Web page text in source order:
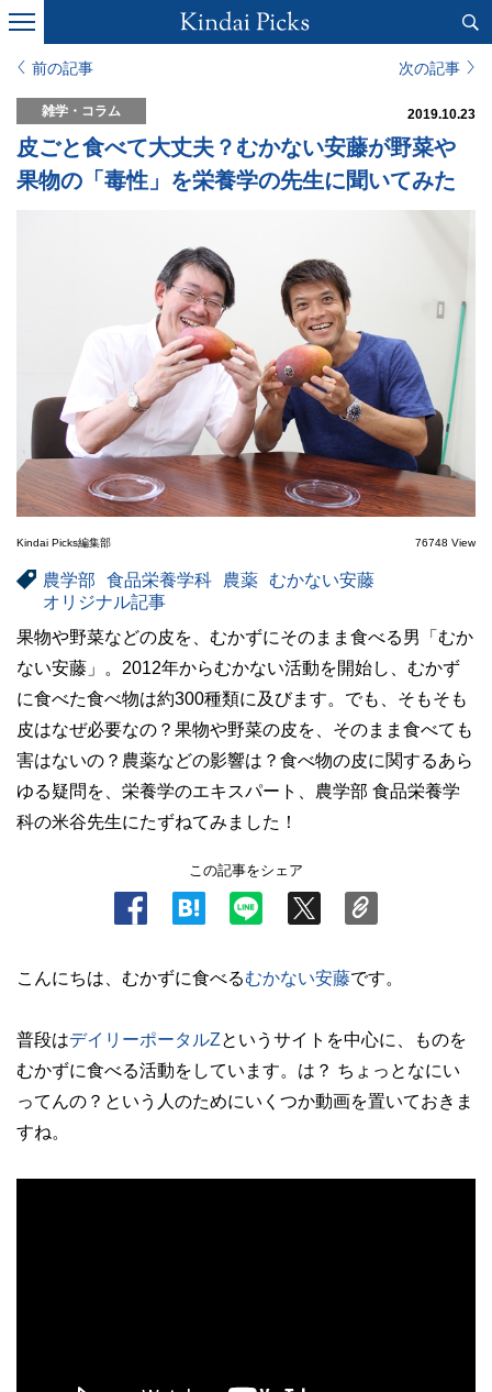
前の記事 次の記事
雑学・コラム 2019.10.23
皮ごと食べて大丈夫？むかない安藤が野菜や
果物の「毒性」を栄養学の先生に聞いてみた
Kindai Picks編集部 76748 View
農学部 食品栄養学科 農薬 むかない安藤
オリジナル記事
果物や野菜などの皮を、むかずにそのまま食べる男「むか
ない安藤」。2012年からむかない活動を開始し、むかず
に食べた食べ物は約300種類に及びます。でも、そもそも
皮はなぜ必要なの？果物や野菜の皮を、そのまま食べても
害はないの？農薬などの影響は？食べ物の皮に関するあら
ゆる疑問を、栄養学のエキスパート、農学部 食品栄養学
科の米谷先生にたずねてみました！
この記事をシェア
こんにちは、むかずに食べるむかない安藤です。
普段はデイリーポータルZというサイトを中心に、ものを
むかずに食べる活動をしています。は？ ちょっとなにい
ってんの？という人のためにいくつか動画を置いておきま
すね。